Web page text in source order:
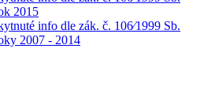
2015
info dle zák. č. 106⁄1999 Sb.
2007 - 2014